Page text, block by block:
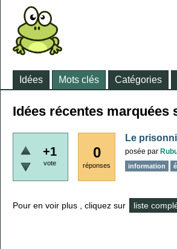
Idées Mots clés Catégories
Idées récentes marquées
+1
vote
0
réponses
Le
posée par
information
Pour en voir plus , cliquez sur liste